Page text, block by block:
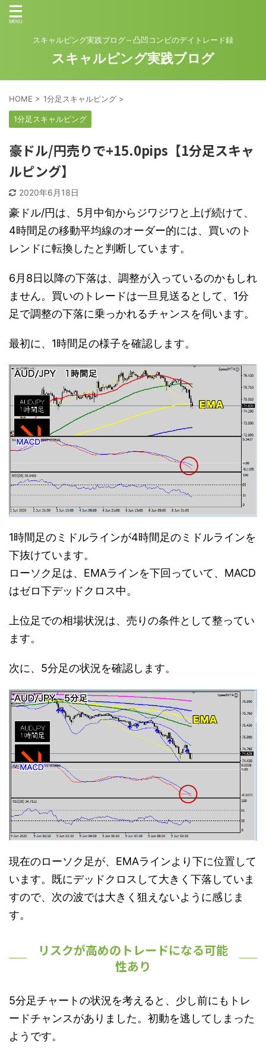
スキャルピング実践ブログ～凸凹コンビのデイトレード録
スキャルピング実践ブログ
HOME > 1分足スキャルピング >
1分足スキャルピング
豪ドル/円売りで+15.0pips【1分足スキャ
ルピング】
2020年6月18日
豪ドル/円は、5月中旬からジワジワと上げ続けて、
4時間足の移動平均線のオーダー的には、買いのト
レンドに転換したと判断しています。
6月8日以降の下落は、調整が入っているのかもしれ
ません。買いのトレードは一旦見送るとして、1分
足で調整の下落に乗っかれるチャンスを伺います。
最初に、1時間足の様子を確認します。
1時間足のミドルラインが4時間足のミドルラインを
下抜けています。
ローソク足は、EMAラインを下回っていて、MACD
はゼロ下デッドクロス中。
上位足での相場状況は、売りの条件として整ってい
ます。
次に、5分足の状況を確認します。
現在のローソク足が、EMAラインより下に位置して
います。既にデッドクロスして大きく下落していま
すので、次の波では大きく狙えないように感じま
す。
リスクが高めのトレードになる可能
性あり
5分足チャートの状況を考えると、少し前にもトレ
ードチャンスがありました。初動を逃してしまった
ようです。